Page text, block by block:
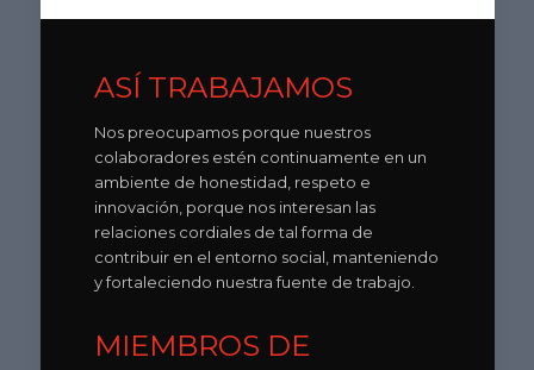
ASÍ TRABAJAMOS
Nos preocupamos porque nuestros
colaboradores estén continuamente en un
ambiente de honestidad, respeto e
innovación, porque nos interesan las
relaciones cordiales de tal forma de
contribuir en el entorno social, manteniendo
y fortaleciendo nuestra fuente de trabajo.
MIEMBROS DE